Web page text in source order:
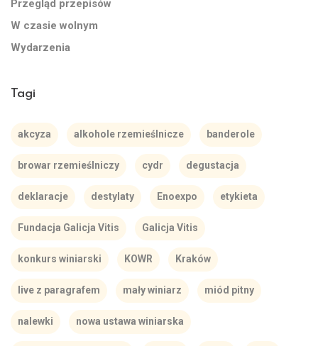
Przegląd przepisów
W czasie wolnym
Wydarzenia
Tagi
akcyza alkohole rzemieślnicze banderole
browar rzemieślniczy cydr degustacja
deklaracje destylaty Enoexpo etykieta
Fundacja Galicja Vitis Galicja Vitis
konkurs winiarski KOWR Kraków
live z paragrafem mały winiarz miód pitny
nalewki nowa ustawa winiarska